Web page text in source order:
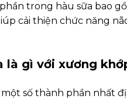
trong hàu sữa bao
cải thiện chức năng
là gì với xương
số thành phần nhất